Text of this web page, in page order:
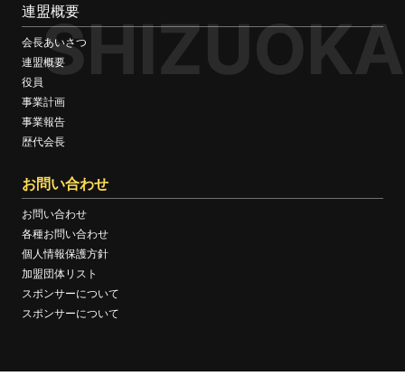
SHIZUOKA
連盟概要
会長あいさつ
連盟概要
役員
事業計画
事業報告
歴代会長
お問い合わせ
お問い合わせ
各種お問い合わせ
個人情報保護方針
加盟団体リスト
スポンサーについて
スポンサーについて